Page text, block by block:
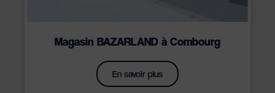
Magasin BAZARLAND à Combourg
En savoir plus